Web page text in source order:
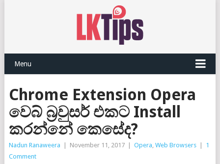
Menu
Chrome Extension Opera
වෙබ් බ්‍රවුසර් එකට Install
කරන්නේ කෙසේද?
Nadun Ranaweera November 11, 2017 Opera, Web Browsers
1
Comment